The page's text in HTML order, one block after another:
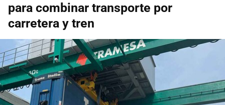
para combinar transporte por
carretera y tren